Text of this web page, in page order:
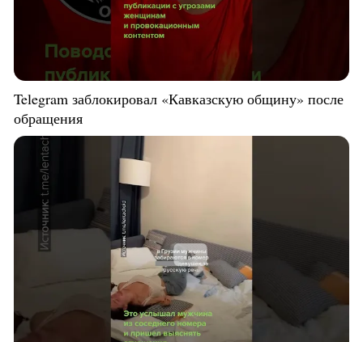
Telegram заблокировал «Кавказскую общину» после
обращения